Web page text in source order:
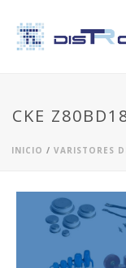
CKE
INICIO / VARISTORES